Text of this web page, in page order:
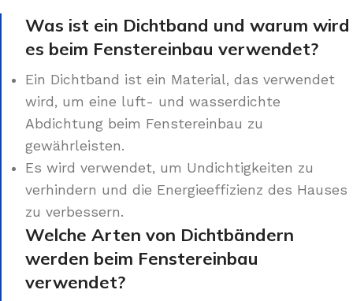
Was ist ein Dichtband und warum wird
es beim Fenstereinbau verwendet?
Ein Dichtband ist ein Material, das verwendet
wird, um eine luft- und wasserdichte
Abdichtung beim Fenstereinbau zu
gewährleisten.
Es wird verwendet, um Undichtigkeiten zu
verhindern und die Energieeffizienz des Hauses
zu verbessern.
Welche Arten von Dichtbändern
werden beim Fenstereinbau
verwendet?